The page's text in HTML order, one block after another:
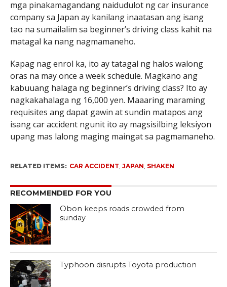
mga pinakamagandang naidudulot ng car insurance
company sa Japan ay kanilang inaatasan ang isang
tao na sumailalim sa beginner’s driving class kahit na
matagal ka nang nagmamaneho.
Kapag nag enrol ka, ito ay tatagal ng halos walong
oras na may once a week schedule. Magkano ang
kabuuang halaga ng beginner’s driving class? Ito ay
nagkakahalaga ng 16,000 yen. Maaaring maraming
requisites ang dapat gawin at sundin matapos ang
isang car accident ngunit ito ay magsisilbing leksiyon
upang mas lalong maging maingat sa pagmamaneho.
RELATED ITEMS: CAR ACCIDENT, JAPAN, SHAKEN
RECOMMENDED FOR YOU
Obon keeps roads crowded from
sunday
Typhoon disrupts Toyota production